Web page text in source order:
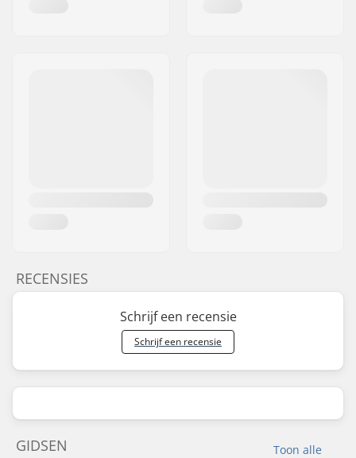
RECENSIES
Schrijf een recensie
Schrijf een recensie
Toon alle
GIDSEN